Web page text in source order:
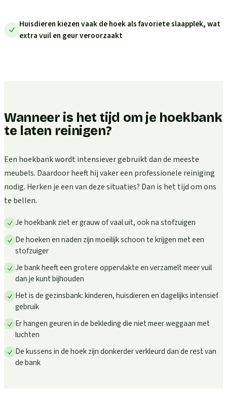
Huisdieren kiezen vaak de hoek als favoriete slaapplek, wat
extra vuil en geur veroorzaakt
Wanneer is het tijd om je hoekbank
te laten reinigen?
Een hoekbank wordt intensiever gebruikt dan de meeste
meubels. Daardoor heeft hij vaker een professionele reiniging
nodig. Herken je een van deze situaties? Dan is het tijd om ons
te bellen.
Je hoekbank ziet er grauw of vaal uit, ook na stofzuigen
De hoeken en naden zijn moeilijk schoon te krijgen met een
stofzuiger
Je bank heeft een grotere oppervlakte en verzamelt meer vuil
dan je kunt bijhouden
Het is de gezinsbank: kinderen, huisdieren en dagelijks intensief
gebruik
Er hangen geuren in de bekleding die niet meer weggaan met
luchten
De kussens in de hoek zijn donkerder verkleurd dan de rest van
de bank